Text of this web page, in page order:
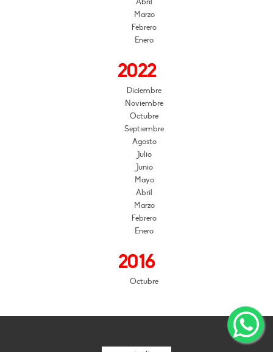
Marzo
Febrero
Enero
2022
Diciembre
Noviembre
Octubre
Septiembre
Agosto
Julio
Junio
Mayo
Abril
Marzo
Febrero
Enero
2016
Octubre